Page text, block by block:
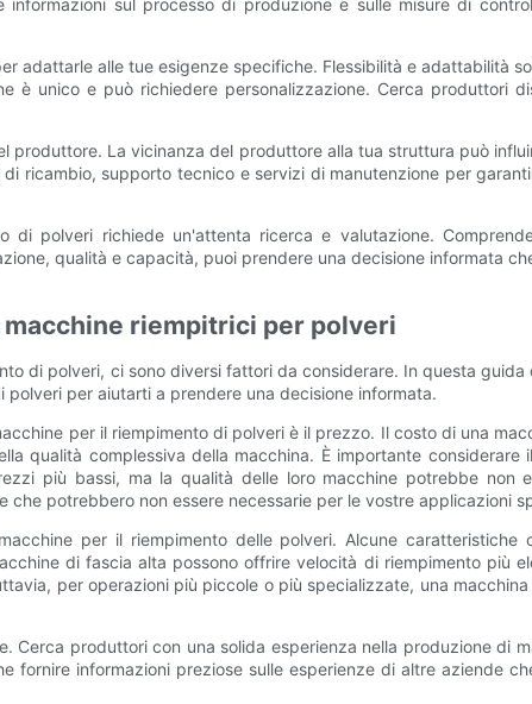
sul processo di produzione e sulle misure di
adattarle alle tue esigenze specifiche. Flessibilità e adattabilità
è unico e può richiedere personalizzazione. Cerca produttori
La vicinanza del produttore alla tua struttura può
ricambio, supporto tecnico e servizi di manutenzione per
polveri richiede un'attenta ricerca e valutazione.
qualità e capacità, puoi prendere una decisione informata
riempitrici per polveri
di polveri, ci sono diversi fattori da considerare. In questa
per aiutarti a prendere una decisione informata.
per il riempimento di polveri è il prezzo. Il costo di una
qualità complessiva della macchina. È importante
più bassi, ma la qualità delle loro macchine potrebbe non
potrebbero non essere necessarie per le vostre applicazioni
per il riempimento delle polveri. Alcune
di fascia alta possono offrire velocità di riempimento più
per operazioni più piccole o più specializzate, una
produttori con una solida esperienza nella produzione di
fornire informazioni preziose sulle esperienze di altre aziende